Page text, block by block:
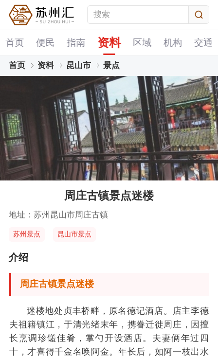
首页 便民 指南 资料 区域 机构 交通
首页 资料 昆山市 景点
周庄古镇景点迷楼
地址：苏州昆山市周庄古镇
苏州景点 昆山市景点
介绍
周庄古镇景点迷楼
迷楼地处贞丰桥畔，原名德记酒店。店主李德
夫祖籍镇江，于清光绪末年，携眷迁徙周庄，因擅
长烹调珍馐佳肴，掌勺开设酒店。夫妻俩年过四
十，才喜得千金名唤阿金。年长后，如阿一枝出水